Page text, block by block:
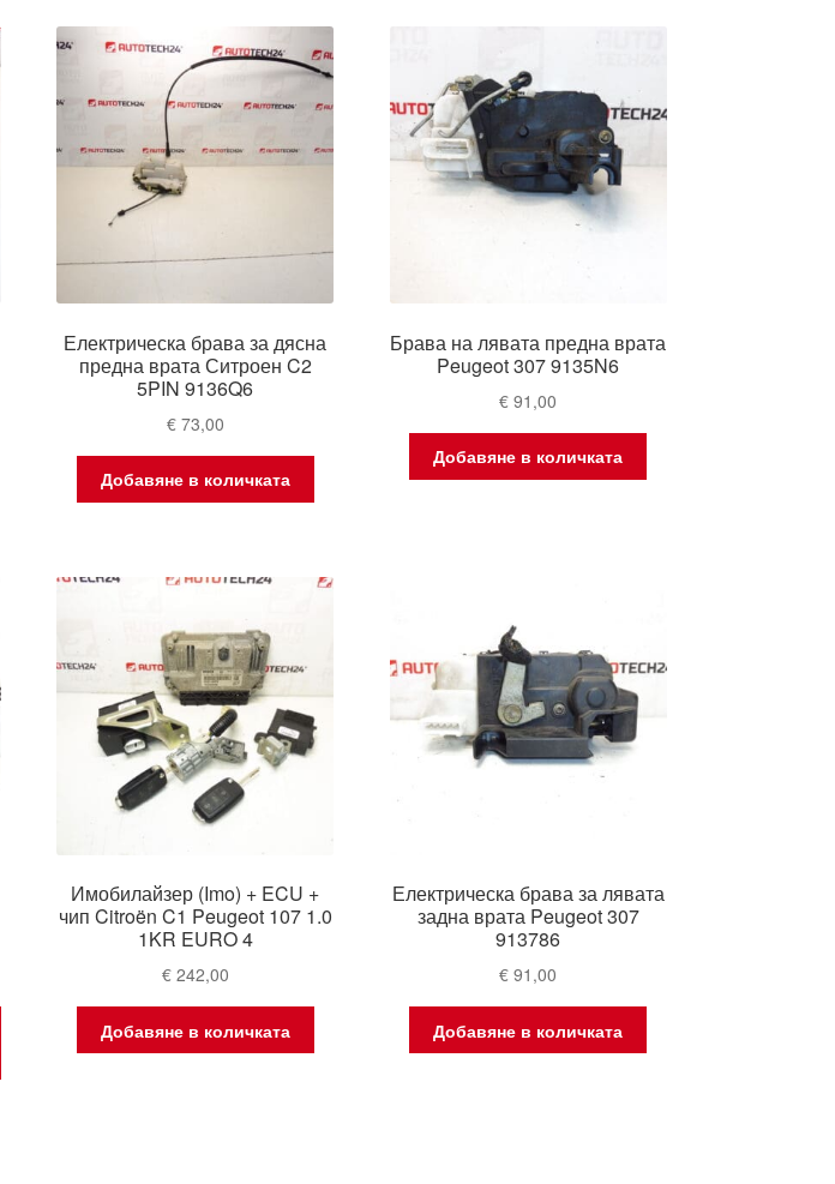
Електрическа брава за дясна
предна врата Ситроен C2
5PIN 9136Q6
€73,00
Добавяне в количката
Брава на лявата предна врата
Peugeot 307 9135N6
€ 91,00
Добавяне в количката
Имобилайзер (Imo) + ECU +
чип Citroën C1 Peugeot 107 1.0
1KR EURO 4
€242,00
Добавяне в количката
Електрическа брава за лявата
задна врата Peugeot 307
913786
€ 91,00
Добавяне в количката